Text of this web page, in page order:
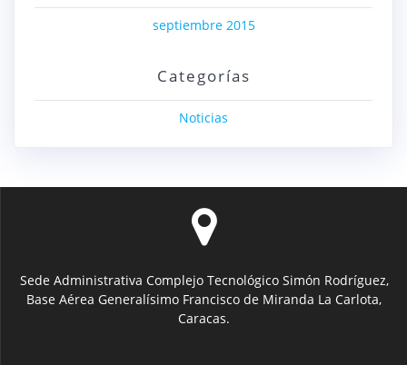
septiembre 2015
Categorías
Noticias
Sede Administrativa Complejo Tecnológico Simón Rodríguez,
Base Aérea Generalísimo Francisco de Miranda La Carlota,
Caracas.